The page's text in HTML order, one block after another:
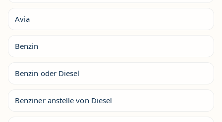
Avia
Benzin
Benzin oder Diesel
Benziner anstelle von Diesel